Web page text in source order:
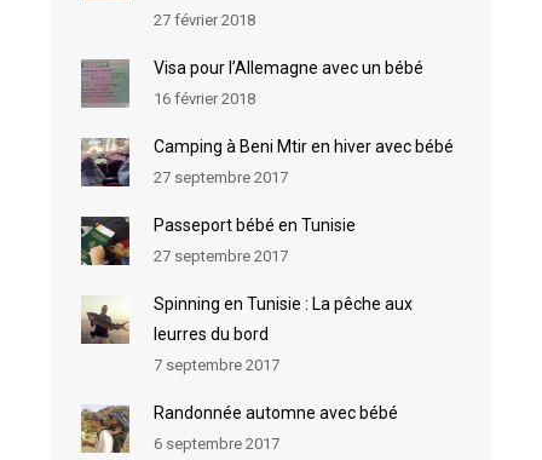
27 février 2018
Visa pour l’Allemagne avec un bébé
16 février 2018
Camping à Beni Mtir en hiver avec bébé
27 septembre 2017
Passeport bébé en Tunisie
27 septembre 2017
Spinning en Tunisie : La pêche aux
leurres du bord
7 septembre 2017
Randonnée automne avec bébé
6 septembre 2017